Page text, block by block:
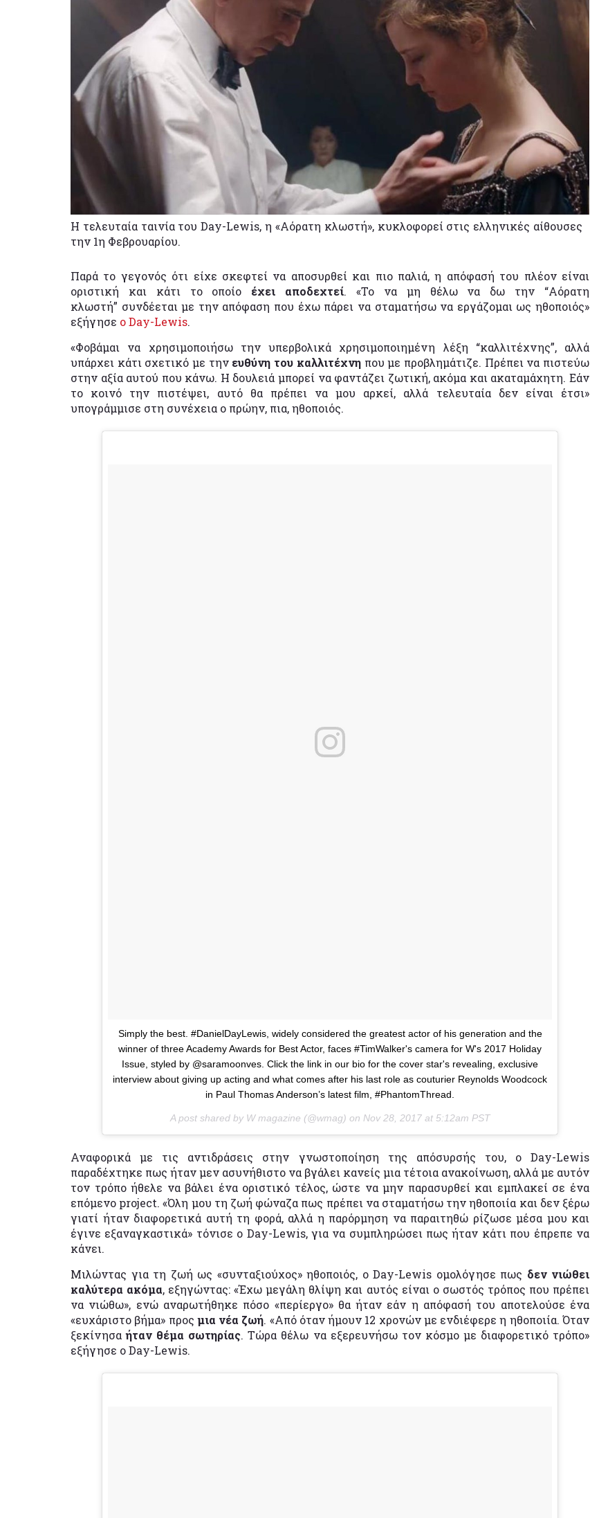
Η τελευταία ταινία του Day-Lewis, η «Αόρατη κλωστή», κυκλοφορεί στις ελληνικές αίθουσες
την 1η Φεβρουαρίου.
Παρά το γεγονός ότι είχε σκεφτεί να αποσυρθεί και πιο παλιά, η απόφασή του πλέον είναι
οριστική και κάτι το οποίο έχει αποδεχτεί. «Το να μη θέλω να δω την “Αόρατη
κλωστή” συνδέεται με την απόφαση που έχω πάρει να σταματήσω να εργάζομαι ως ηθοποιός»
εξήγησε ο Day-Lewis.
«Φοβάμαι να χρησιμοποιήσω την υπερβολικά χρησιμοποιημένη λέξη “καλλιτέχνης”, αλλά
υπάρχει κάτι σχετικό με την ευθύνη του καλλιτέχνη που με προβλημάτιζε. Πρέπει να πιστεύω
στην αξία αυτού που κάνω. Η δουλειά μπορεί να φαντάζει ζωτική, ακόμα και ακαταμάχητη. Εάν
το κοινό την πιστέψει, αυτό θα πρέπει να μου αρκεί, αλλά τελευταία δεν είναι
έτσι»
υπογράμμισε στη συνέχεια ο πρώην, πια, ηθοποιός.
Simply the best. #DanielDayLewis, widely considered the greatest actor of his generation and the
winner of three Academy Awards for Best Actor, faces #TimWalker's camera for W's 2017 Holiday
Issue, styled by @saramoonves. Click the link in our bio for the cover star's revealing, exclusive
interview about giving up acting and what comes after his last role as couturier ­Reynolds Woodcock
in Paul Thomas Anderson’s latest film, #PhantomThread.
A post shared by W magazine (@wmag) on Nov 28, 2017 at 5:12am PST
Αναφορικά με τις αντιδράσεις στην γνωστοποίηση της απόσυρσής του, ο Day-Lewis
παραδέχτηκε πως ήταν μεν ασυνήθιστο να βγάλει κανείς μια τέτοια ανακοίνωση, αλλά με αυτόν
τον τρόπο ήθελε να βάλει ένα οριστικό τέλος, ώστε να μην παρασυρθεί και εμπλακεί σε ένα
επόμενο project. «Όλη μου τη ζωή φώναζα πως πρέπει να σταματήσω την ηθοποιία και δεν ξέρω
γιατί ήταν διαφορετικά αυτή τη φορά, αλλά η παρόρμηση να παραιτηθώ ρίζωσε μέσα μου και
έγινε εξαναγκαστικά» τόνισε ο Day-Lewis, για να συμπληρώσει πως ήταν κάτι που έπρεπε να
κάνει.
Μιλώντας για τη ζωή ως «συνταξιούχος» ηθοποιός, ο Day-Lewis ομολόγησε πως δεν νιώθει
καλύτερα ακόμα, εξηγώντας: «Έχω μεγάλη θλίψη και αυτός είναι ο σωστός τρόπος που πρέπει
να νιώθω», ενώ αναρωτήθηκε πόσο «περίεργο» θα ήταν εάν η απόφασή του αποτελούσε ένα
«ευχάριστο βήμα» προς μια νέα ζωή. «Από όταν ήμουν 12 χρονών με ενδιέφερε η ηθοποιία. Όταν
ξεκίνησα ήταν θέμα σωτηρίας. Τώρα θέλω να εξερευνήσω τον κόσμο με διαφορετικό τρόπο»
εξήγησε ο Day-Lewis.